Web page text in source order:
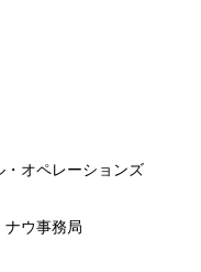
オペレーションズ
ウ事務局